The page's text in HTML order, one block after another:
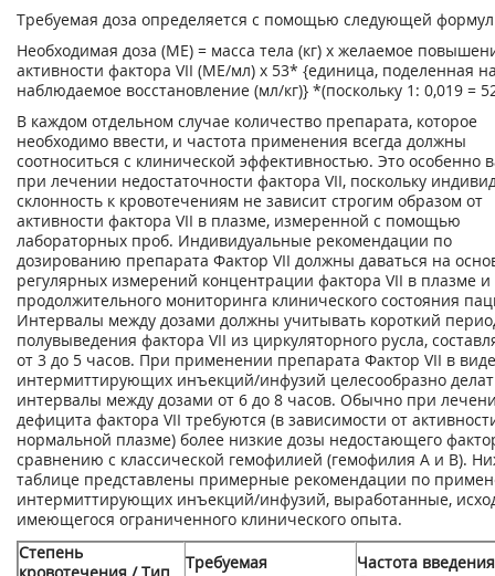
Требуемая доза определяется с помощью следующей
Необходимая доза (ME) = масса тела (кг) х желаемое
активности фактора VII (МЕ/мл) х 53* {единица, поделенная
наблюдаемое восстановление (мл/кг)} *(поскольку 1: 0,019 =
В каждом отдельном случае количество препарата, которое
необходимо ввести, и частота применения всегда должны
соотноситься с клинической эффективностью. Это особенно
при лечении недостаточности фактора VII, поскольку
склонность к кровотечениям не зависит строгим образом от
активности фактора VII в плазме, измеренной с помощью
лабораторных проб. Индивидуальные рекомендации по
дозированию препарата Фактор VII должны даваться на
регулярных измерений концентрации фактора VII в плазме и
продолжительного мониторинга клинического состояния
Интервалы между дозами должны учитывать короткий
полувыведения фактора VII из циркуляторного русла,
от 3 до 5 часов. При применении препарата Фактор VII в виде
интермиттирующих инъекций/инфузий целесообразно
интервалы между дозами от 6 до 8 часов. Обычно при
дефицита фактора VII требуются (в зависимости от
нормальной плазме) более низкие дозы недостающего
сравнению с классической гемофилией (гемофилия А и В).
таблице представлены примерные рекомендации по
интермиттирующих инъекций/инфузий, выработанные,
имеющегося ограниченного клинического опыта.
Степень
Требуемая
Частота